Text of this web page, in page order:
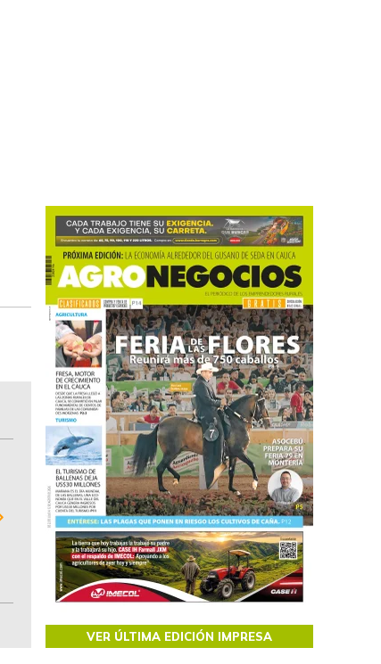
02
BITÁCORA EMPRESARIAL 10.000 LR
Recopilación clasificada por sectores
regiones del comportamiento general y
de las 10.000 primeras empresas en ventas
Colombia.
VER ÚLTIMA EDICIÓN IMPRESA